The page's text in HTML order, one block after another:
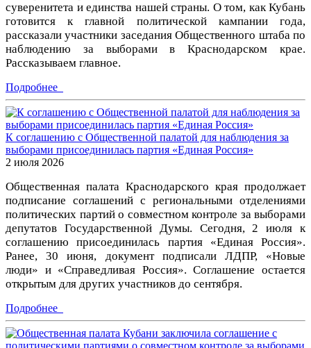
суверенитета и единства нашей страны. О том, как Кубань
готовится к главной политической кампании года,
рассказали участники заседания Общественного штаба по
наблюдению за выборами в Краснодарском крае.
Рассказываем главное.
Подробнее
К соглашению с Общественной палатой для наблюдения за
выборами присоединилась партия «Единая Россия»
2 июля 2026
Общественная палата Краснодарского края продолжает
подписание соглашений с региональными отделениями
политических партий о совместном контроле за выборами
депутатов Государственной Думы. Сегодня, 2 июля к
соглашению присоединилась партия «Единая Россия».
Ранее, 30 июня, документ подписали ЛДПР, «Новые
люди» и «Справедливая Россия». Соглашение остается
открытым для других участников до сентября.
Подробнее